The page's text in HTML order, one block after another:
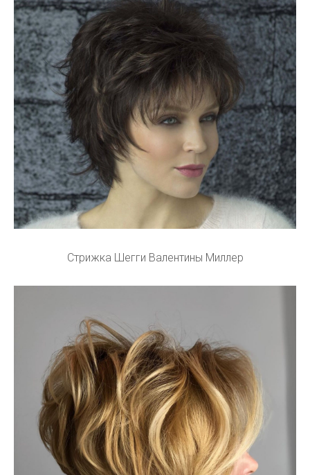
Стрижка Шегги Валентины Миллер